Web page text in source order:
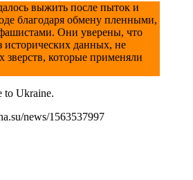
выжить после пыток и
благодаря обмену пленными,
Они уверены, что
исторических данных, не
зверств, которые применяли
to Ukraine.
news/1563537997